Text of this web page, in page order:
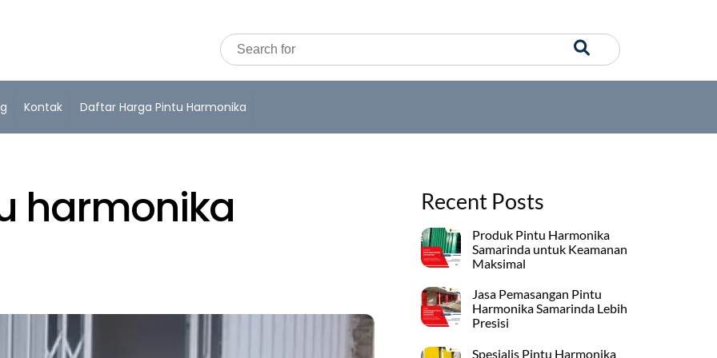
Kontak Daftar Harga Pintu Harmonika
harmonika Recent Posts
Produk Pintu Harmonika
Samarinda untuk Keamanan
Maksimal
Jasa Pemasangan Pintu
Harmonika Samarinda Lebih
Presisi
Spesialis Pintu Harmonika